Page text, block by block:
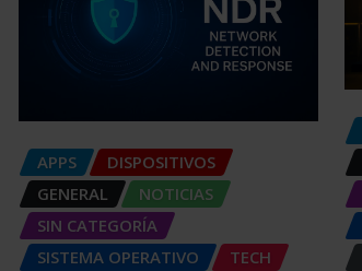
APPS
DISPOSITIVOS
GENERAL
NOTICIAS
SIN CATEGORÍA
SISTEMA OPERATIVO
TECH